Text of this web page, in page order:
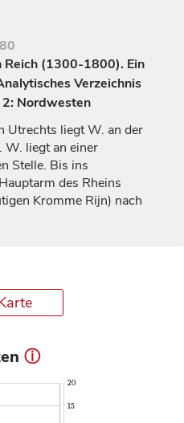
(1300-1800). Ein
Verzeichnis
Nordwesten
Utrechts liegt W. an der
W. liegt an einer
Stelle. Bis ins
des Rheins
Kromme Rijn) nach
ⓘ
20
15